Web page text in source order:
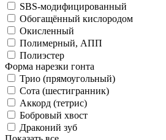
SBS-модифицированный
Обогащённый кислородом
Окисленный
Полимерный, АПП
Полиэстер
Форма нарезки гонта
Трио (прямоугольный)
Сота (шестигранник)
Аккорд (тетрис)
Бобровый хвост
Драконий зуб